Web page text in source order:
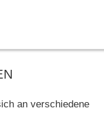
an verschiedene